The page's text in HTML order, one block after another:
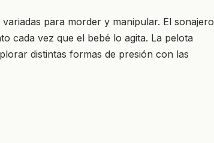
para morder y manipular. El sonajero
cada vez que el bebé lo agita. La pelota
distintas formas de presión con las